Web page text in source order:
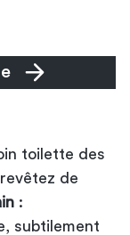
toilette des
de
:
subtilement